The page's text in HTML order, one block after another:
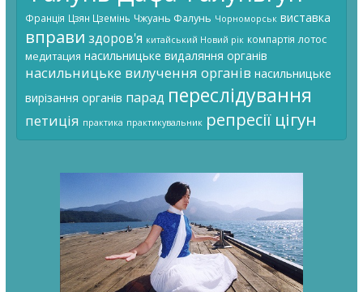
Франція Цзян Цземінь Чжуань Фалунь Чорноморськ виставка
вправи здоров'я китайський Новий рік компартія лотос
медитация насильницьке видаляння органів
насильницьке вилучення органів насильницьке
вирізання органів парад переслідування
петиція практика практикувальник репресії цігун